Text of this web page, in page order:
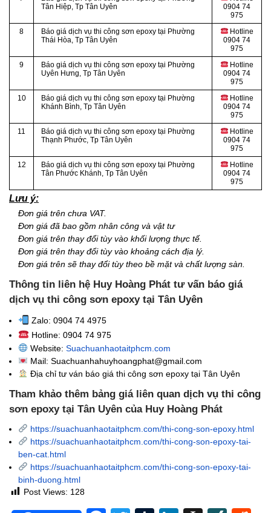
Tân Hiệp, Tp Tân Uyên
0904 74
975
8
Báo giá dịch vụ thi công sơn epoxy tại Phường
Thái Hòa, Tp Tân Uyên
Hotline
0904 74
975
9
Báo giá dịch vụ thi công sơn epoxy tại Phường
Uyên Hưng, Tp Tân Uyên
Hotline
0904 74
975
10
Báo giá dịch vụ thi công sơn epoxy tại Phường
Khánh Bình, Tp Tân Uyên
Hotline
0904 74
975
11
Báo giá dịch vụ thi công sơn epoxy tại Phường
Thạnh Phước, Tp Tân Uyên
Hotline
0904 74
975
12
Báo giá dịch vụ thi công sơn epoxy tại Phường
Tân Phước Khánh, Tp Tân Uyên
Hotline
0904 74
975
Lưu ý:
Đơn giá trên chưa VAT.
Đơn giá đã bao gồm nhân công và vật tư
Đơn giá trên thay đổi tùy vào khối lượng thực tế.
Đơn giá trên thay đổi tùy vào khoảng cách địa lý.
Đơn giá trên sẽ thay đổi tùy theo bề mặt và chất lượng sàn.
Thông tin liên hệ Huy Hoàng Phát tư vấn báo giá
dịch vụ thi công sơn epoxy tại Tân Uyên
Zalo: 0904 74 4975
Hotline: 0904 74 975
Website: Suachuanhaotaitphcm.com
Mail: Suachuanhahuyhoangphat@gmail.com
Địa chỉ tư ván báo giá thi công sơn epoxy tại Tân Uyên
Tham khảo thêm bảng giá liên quan dịch vụ thi công
sơn epoxy tại Tân Uyên của Huy Hoàng Phát
https://suachuanhaotaitphcm.com/thi-cong-son-epoxy.html
https://suachuanhaotaitphcm.com/thi-cong-son-epoxy-tai-
ben-cat.html
https://suachuanhaotaitphcm.com/thi-cong-son-epoxy-tai-
binh-duong.html
Post Views: 128